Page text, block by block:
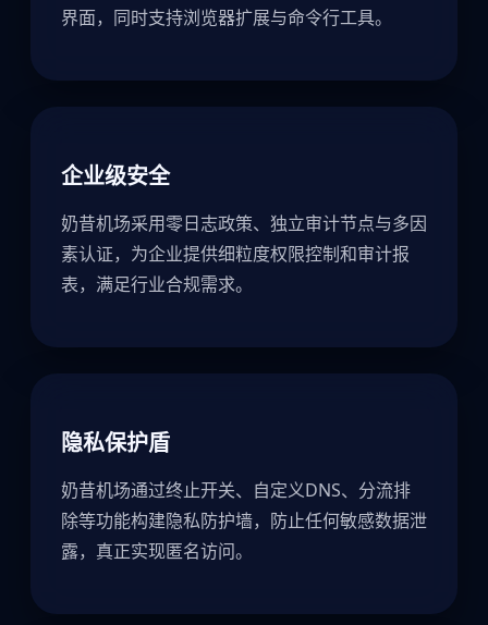
界面，同时支持浏览器扩展与命令行工具。
企业级安全
奶昔机场采用零日志政策、独立审计节点与多因
素认证，为企业提供细粒度权限控制和审计报
表，满足行业合规需求。
隐私保护盾
奶昔机场通过终止开关、自定义DNS、分流排
除等功能构建隐私防护墙，防止任何敏感数据泄
露，真正实现匿名访问。